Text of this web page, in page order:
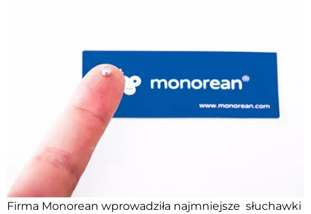
Firma Monorean wprowadziła najmniejsze słuchawki